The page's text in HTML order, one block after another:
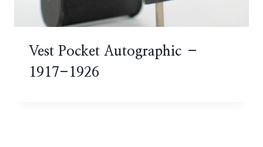
Vest Pocket Autographic –
1917-1926